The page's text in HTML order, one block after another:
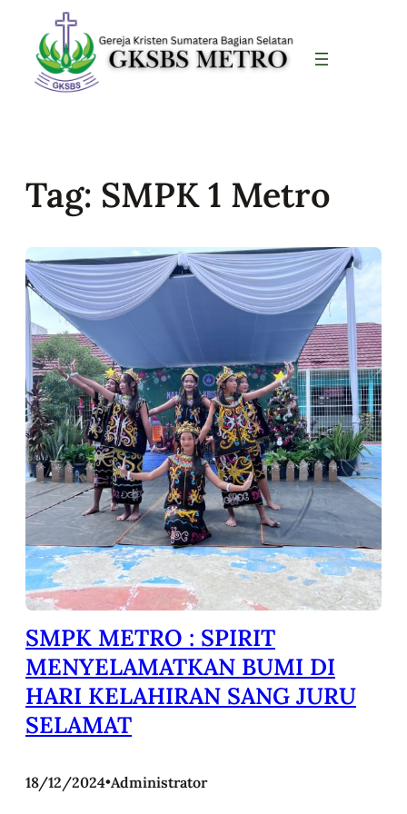
content
Tag: SMPK 1 Metro
SMPK METRO : SPIRIT
MENYELAMATKAN BUMI DI
HARI KELAHIRAN SANG JURU
SELAMAT
18/12/2024•Administrator